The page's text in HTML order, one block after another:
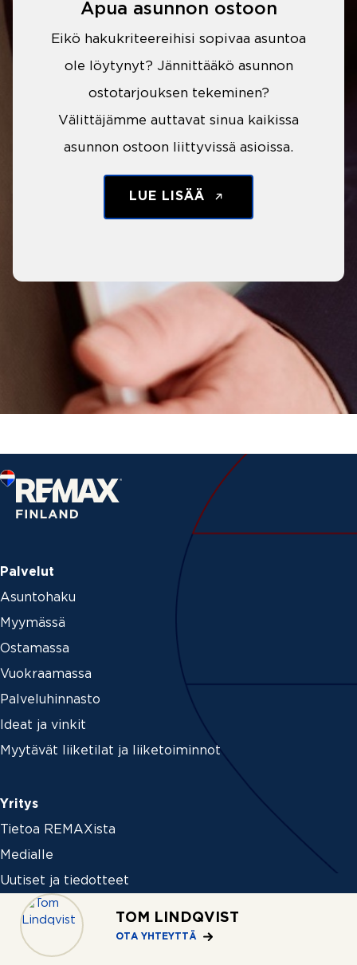
TOM LINDQVIST
OTA YHTEYTTÄ
Apua asunnon ostoon
Eikö hakukriteereihisi sopivaa asuntoa
ole löytynyt? Jännittääkö asunnon
ostotarjouksen tekeminen?
Välittäjämme auttavat sinua kaikissa
asunnon ostoon liittyvissä asioissa.
LUE LISÄÄ
Palvelut
Asuntohaku
Myymässä
Ostamassa
Vuokraamassa
Palveluhinnasto
Ideat ja vinkit
Myytävät liiketilat ja liiketoiminnot
Yritys
Tietoa REMAXista
Medialle
Uutiset ja tiedotteet
Ura REMAXilla